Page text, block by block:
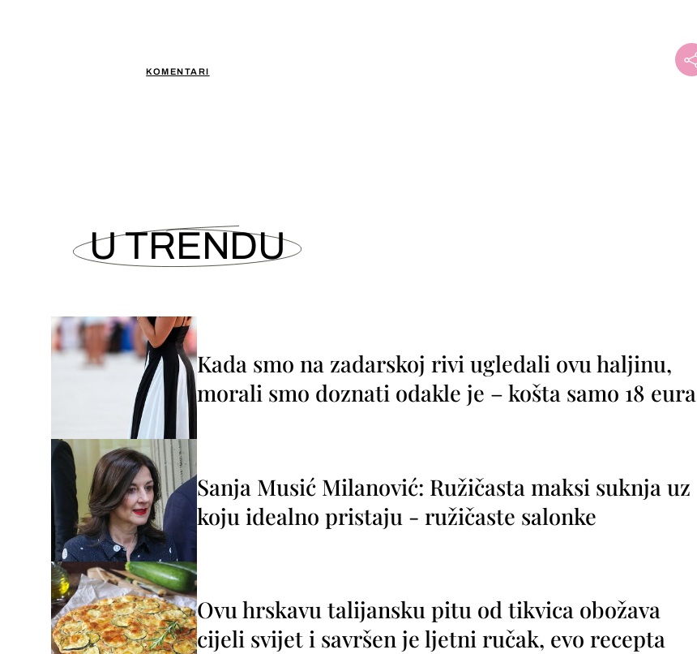
KOMENTARI
U TRENDU
Kada smo na zadarskoj rivi ugledali ovu haljinu,
morali smo doznati odakle je – košta samo 18 eura
Sanja Musić Milanović: Ružičasta maksi suknja uz
koju idealno pristaju - ružičaste salonke
Ovu hrskavu talijansku pitu od tikvica obožava
cijeli svijet i savršen je ljetni ručak, evo recepta